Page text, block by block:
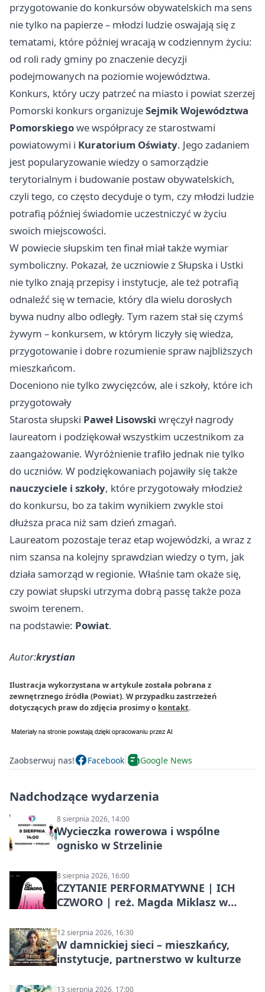
przygotowanie do konkursów obywatelskich ma sens
nie tylko na papierze – młodzi ludzie oswajają się z
tematami, które później wracają w codziennym życiu:
od roli rady gminy po znaczenie decyzji
podejmowanych na poziomie województwa.
Konkurs, który uczy patrzeć na miasto i powiat szerzej
Pomorski konkurs organizujeSejmik Województwa
Pomorskiegowe współpracy ze starostwami
powiatowymi i Kuratorium Oświaty. Jego zadaniem
jest popularyzowanie wiedzy o samorządzie
terytorialnym i budowanie postaw obywatelskich,
czyli tego, co często decyduje o tym, czy młodzi ludzie
potrafią później świadomie uczestniczyć w życiu
swoich miejscowości.
W powiecie słupskim ten finał miał także wymiar
symboliczny. Pokazał, że uczniowie z Słupska i Ustki
nie tylko znają przepisy i instytucje, ale też potrafią
odnaleźć się w temacie, który dla wielu dorosłych
bywa nudny albo odległy. Tym razem stał się czymś
żywym – konkursem, w którym liczyły się wiedza,
przygotowanie i dobre rozumienie spraw najbliższych
mieszkańcom.
Doceniono nie tylko zwycięzców, ale i szkoły, które ich
przygotowały
Starosta słupski Paweł Lisowski wręczył nagrody
laureatom i podziękował wszystkim uczestnikom za
zaangażowanie. Wyróżnienie trafiło jednak nie tylko
do uczniów. W podziękowaniach pojawiły się także
nauczyciele i szkoły, które przygotowały młodzież
do konkursu, bo za takim wynikiem zwykle stoi
dłuższa praca niż sam dzień zmagań.
Laureatom pozostaje teraz etap wojewódzki, a wraz z
nim szansa na kolejny sprawdzian wiedzy o tym, jak
działa samorząd w regionie. Właśnie tam okaże się,
czy powiat słupski utrzyma dobrą passę także poza
swoim terenem.
na podstawie: Powiat.
Autor:krystian
Ilustracja wykorzystana w artykule została pobrana z
zewnętrznego źródła (Powiat). W przypadku zastrzeżeń
dotyczących praw do zdjęcia prosimy o kontakt.
Zaobserwuj nas! Facebook Google News
Nadchodzące wydarzenia
8 sierpnia 2026, 14:00
Wycieczka rowerowa i wspólne
ognisko w Strzelinie
8 sierpnia 2026, 16:00
CZYTANIE PERFORMATYWNE | ICH
CZWORO | reż. Magda Miklasz w
12 sierpnia 2026, 16:30
W damnickiej sieci – mieszkańcy,
instytucje, partnerstwo w kulturze
13 sierpnia 2026, 17:00